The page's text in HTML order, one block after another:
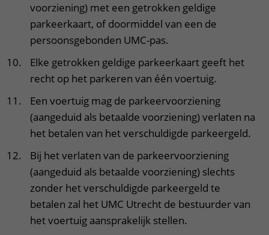
voorziening) met een getrokken geldige
parkeerkaart, of doormiddel van een de
persoonsgebonden UMC-pas.
Elke getrokken geldige parkeerkaart geeft het
recht op het parkeren van één voertuig.
Een voertuig mag de parkeervoorziening
(aangeduid als betaalde voorziening) verlaten na
het betalen van het verschuldigde parkeergeld.
Bij het verlaten van de parkeervoorziening
(aangeduid als betaalde voorziening) slechts
zonder het verschuldigde parkeergeld te
betalen zal het UMC Utrecht de bestuurder van
het voertuig aansprakelijk stellen.